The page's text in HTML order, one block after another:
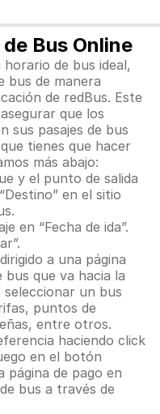
Bus Online
de bus ideal,
bus de manera
de redBus. Este
que los
sus pasajes de bus
tienes que hacer
más abajo:
y el punto de salida
en el sitio
en “Fecha de ida”.
a una página
que va hacia la
seleccionar un bus
puntos de
entre otros.
haciendo click
en el botón
página de pago en
bus a través de